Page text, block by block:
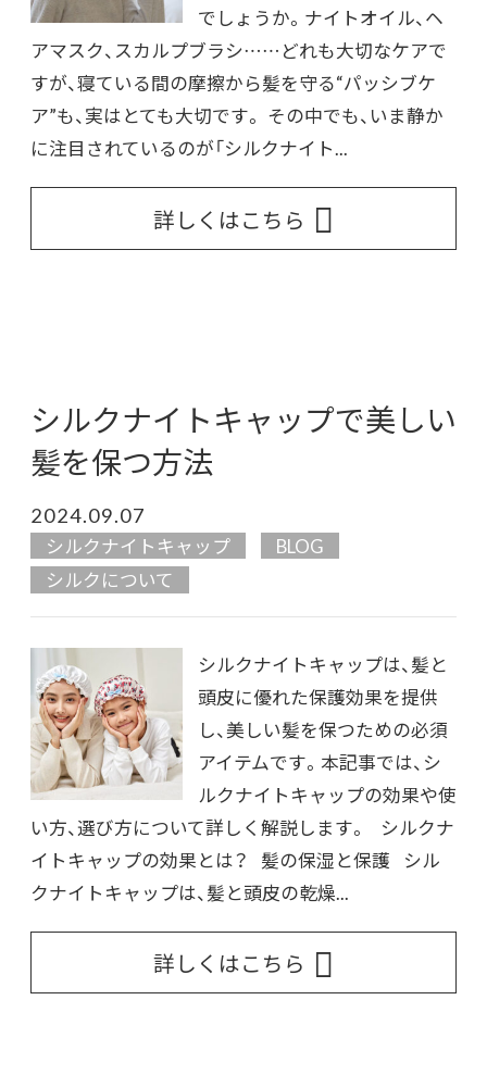
でしょうか。ナイトオイル、ヘ
アマスク、スカルプブラシ……どれも大切なケアで
すが、寝ている間の摩擦から髪を守る“パッシブケ
ア”も、実はとても大切です。 その中でも、いま静か
に注目されているのが「シルクナイト...
詳しくはこちら
シルクナイトキャップで美しい
髪を保つ方法
2024.09.07
シルクナイトキャップ
BLOG
シルクについて
シルクナイトキャップは、髪と
頭皮に優れた保護効果を提供
し、美しい髪を保つための必須
アイテムです。本記事では、シ
ルクナイトキャップの効果や使
い方、選び方について詳しく解説します。 シルクナ
イトキャップの効果とは？ 髪の保湿と保護 シル
クナイトキャップは、髪と頭皮の乾燥...
詳しくはこちら